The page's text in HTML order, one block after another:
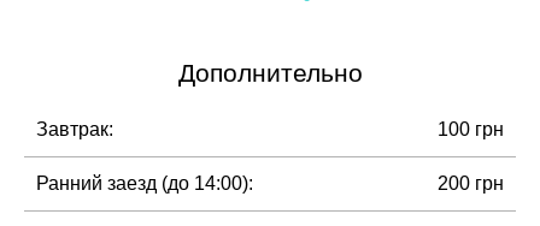
Дополнительно
Завтрак: 100 грн
Ранний заезд (до 14:00): 200 грн